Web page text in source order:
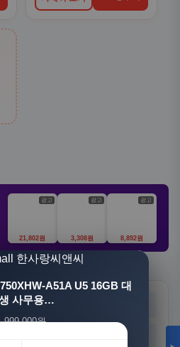
광고
21,802원
광고
3,308원
광고
8,892원
대구
세종
V 활성엽산 임신준비 임산
양 30정, 4개
100,000원
A51A U5 16GB 대
사무용…
원